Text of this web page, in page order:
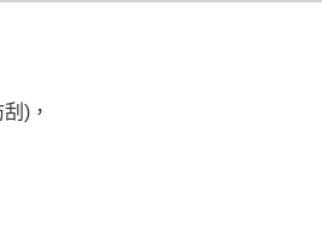
)，
劣、過於偏遠之山區內等，或收貨
供吊掛服務，若需以吊車或其他的
之商品則無享有商品一年保固之服
款，